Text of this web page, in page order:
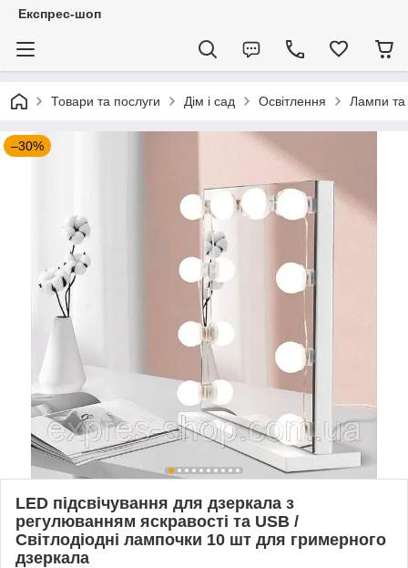
Експрес-шоп
Товари та послуги Дім і сад Освітлення Лампи та
–30%
LED підсвічування для дзеркала з
регулюванням яскравості та USB /
Світлодіодні лампочки 10 шт для гримерного
дзеркала